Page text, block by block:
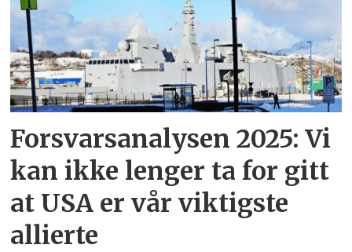
Forsvarsanalysen 2025: Vi
kan ikke lenger ta for gitt
at USA er vår viktigste
allierte